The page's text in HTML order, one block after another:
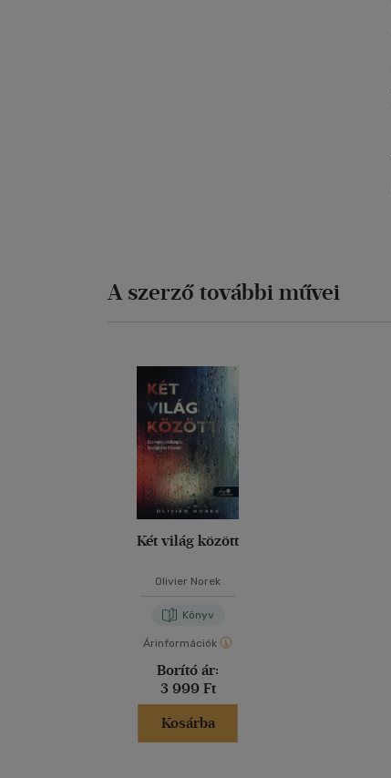
A szerző további művei
Két világ között
Olivier Norek
Könyv
Árinformációk
Borító ár:
3 999 Ft
Kosárba